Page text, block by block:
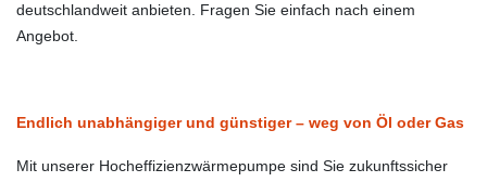
deutschlandweit anbieten. Fragen Sie einfach nach einem
Angebot.
Endlich unabhängiger und günstiger – weg von Öl oder Gas
Mit unserer Hocheffizienzwärmepumpe sind Sie zukunftssicher